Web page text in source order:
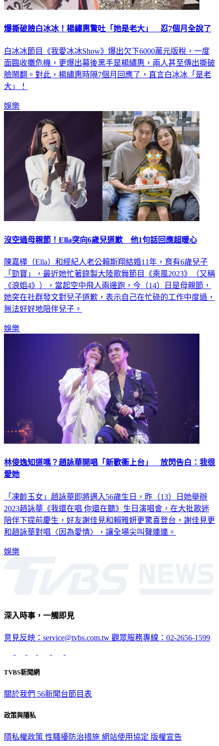
爆撕破臉白冰冰！楊繡惠驚吐「她是老大」 忍7個月全說了
白冰冰節目《我愛冰冰Show》爆出欠下6000萬元版稅，一度
面臨收攤危機，更爆出幕後黑手是楊繡惠，兩人甚至傳出撕破
臉鬧翻。對此，楊繡惠時隔7個月回應了，直言白冰冰「是老
大」！
娛樂
沒空過母親節！Ella突向6歲兒道歉 他1句話回應超暖心
陳嘉樺（Ella）和經紀人老公賴斯翔結婚11年，育有6歲兒子
「勁寶」，最近她忙著錄製大陸歌舞節目《乘風2023》（又稱
《浪姐4》），當起空中飛人兩邊跑，今（14）日是母親節，
她突在社群發文對兒子道歉，表示自己在忙碌的工作中度過，
無法好好地陪伴兒子。
娛樂
林俊逸知道嗎？趙詠華開唱「新歡衝上台」 放閃告白：我很
愛她
「凍齡玉女」趙詠華即將邁入56歲生日，昨（13）日她舉辦
2023趙詠華《我還在唱 你還在聽》生日演唱會，在大批歌迷
陪伴下提前慶生，好友謝佳見和賴雅妍更驚喜登台，謝佳見更
和趙詠華對唱〈因為愛情〉，讓全場尖叫聲連連。
娛樂
深入時事，一觸即見
意見反映：service@tvbs.com.tw 觀眾服務專線：02-2656-1599
TVBS新聞網
關於我們 56新聞台節目表
政策與隱私
隱私權政策 性騷擾防治措施 網站使用協定 版權宣告